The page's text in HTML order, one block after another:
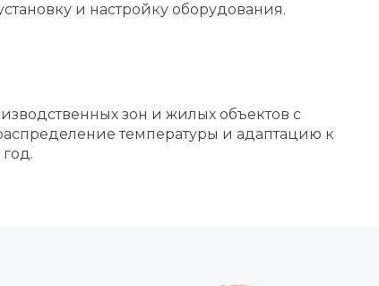
и настройку оборудования.
зон и жилых объектов с
температуры и адаптацию к